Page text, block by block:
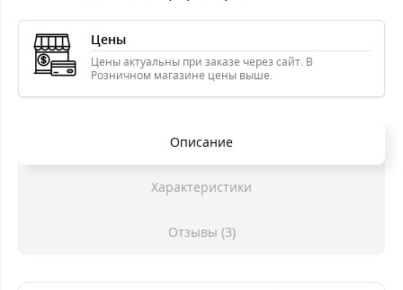
Цены
Цены актуальны при заказе через сайт. В
Розничном магазине цены выше.
Описание
Характеристики
Отзывы (3)